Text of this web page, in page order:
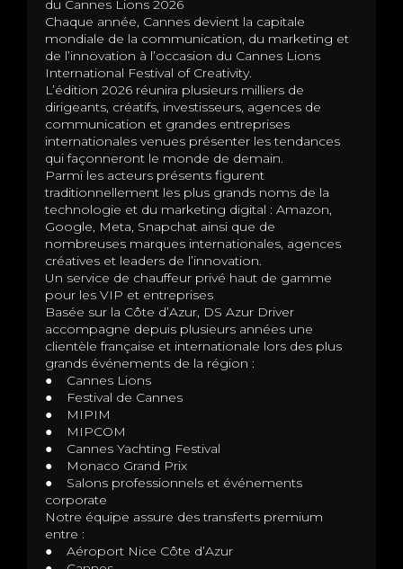
du Cannes Lions 2026
Chaque année, Cannes devient la capitale
mondiale de la communication, du marketing et
de l’innovation à l’occasion du Cannes Lions
International Festival of Creativity.
L’édition 2026 réunira plusieurs milliers de
dirigeants, créatifs, investisseurs, agences de
communication et grandes entreprises
internationales venues présenter les tendances
qui façonneront le monde de demain.
Parmi les acteurs présents figurent
traditionnellement les plus grands noms de la
technologie et du marketing digital : Amazon,
Google, Meta, Snapchat ainsi que de
nombreuses marques internationales, agences
créatives et leaders de l’innovation.
Un service de chauffeur privé haut de gamme
pour les VIP et entreprises
Basée sur la Côte d’Azur, DS Azur Driver
accompagne depuis plusieurs années une
clientèle française et internationale lors des plus
grands événements de la région :
● Cannes Lions
● Festival de Cannes
● MIPIM
● MIPCOM
● Cannes Yachting Festival
● Monaco Grand Prix
● Salons professionnels et événements
corporate
Notre équipe assure des transferts premium
entre :
● Aéroport Nice Côte d’Azur